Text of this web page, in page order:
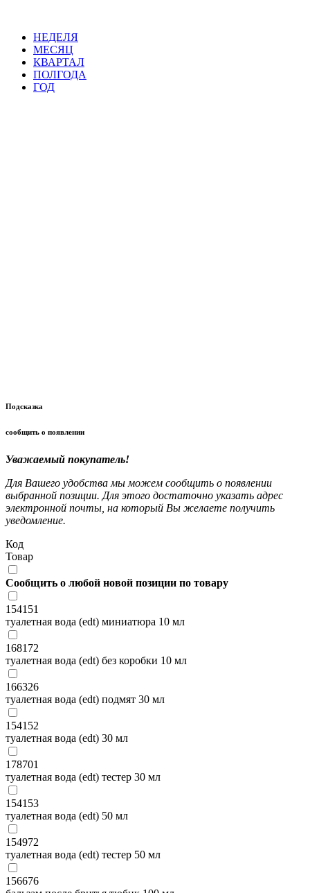
НЕДЕЛЯ
МЕСЯЦ
КВАРТАЛ
ПОЛГОДА
ГОД
Подсказка
сообщить о появлении
Уважаемый покупатель!
Для Вашего удобства мы можем сообщить о появлении
выбранной позиции. Для этого достаточно указать адрес
электронной почты, на который Вы желаете получить
уведомление.
Код
Товар
Сообщить о любой новой позиции по товару
154151
туалетная вода (edt) миниатюра 10 мл
168172
туалетная вода (edt) без коробки 10 мл
166326
туалетная вода (edt) подмят 30 мл
154152
туалетная вода (edt) 30 мл
178701
туалетная вода (edt) тестер 30 мл
154153
туалетная вода (edt) 50 мл
154972
туалетная вода (edt) тестер 50 мл
156676